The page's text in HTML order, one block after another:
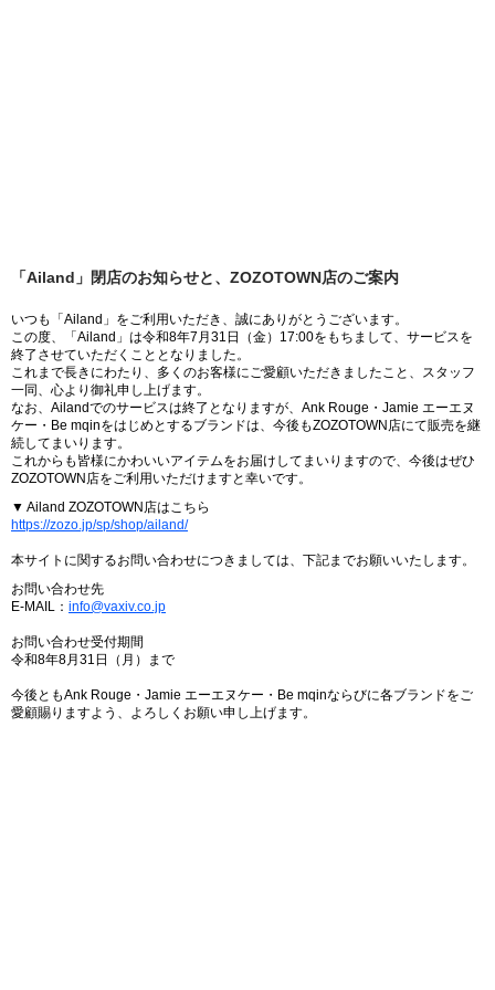
「Ailand」閉店のお知らせと、ZOZOTOWN店のご案内
いつも「Ailand」をご利用いただき、誠にありがとうございます。
この度、「Ailand」は令和8年7月31日（金）17:00をもちまして、サービスを
終了させていただくこととなりました。
これまで長きにわたり、多くのお客様にご愛顧いただきましたこと、スタッフ
一同、心より御礼申し上げます。
なお、Ailandでのサービスは終了となりますが、Ank Rouge・Jamie エーエヌ
ケー・Be mqinをはじめとするブランドは、今後もZOZOTOWN店にて販売を継
続してまいります。
これからも皆様にかわいいアイテムをお届けしてまいりますので、今後はぜひ
ZOZOTOWN店をご利用いただけますと幸いです。
▼ Ailand ZOZOTOWN店はこちら
https://zozo.jp/sp/shop/ailand/
本サイトに関するお問い合わせにつきましては、下記までお願いいたします。
お問い合わせ先
E-MAIL： info@vaxiv.co.jp
お問い合わせ受付期間
令和8年8月31日（月）まで
今後ともAnk Rouge・Jamie エーエヌケー・Be mqinならびに各ブランドをご
愛顧賜りますよう、よろしくお願い申し上げます。